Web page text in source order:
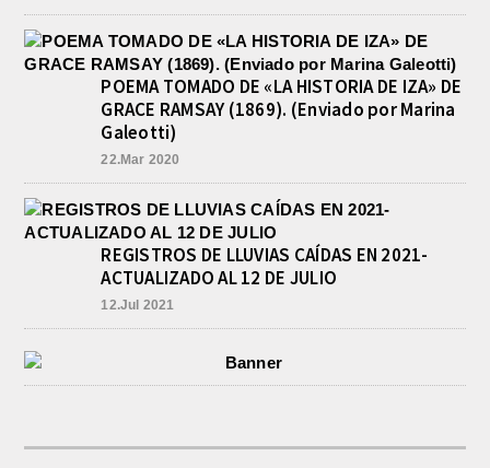
POEMA TOMADO DE «LA HISTORIA DE IZA» DE
GRACE RAMSAY (1869). (Enviado por Marina
Galeotti)
22.Mar 2020
REGISTROS DE LLUVIAS CAÍDAS EN 2021-
ACTUALIZADO AL 12 DE JULIO
12.Jul 2021